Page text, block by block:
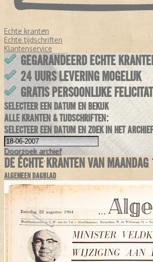
Echte kranten
Echte tijdschriften
Klantenservice
GEGARANDEERD ECHTE
24 UURS LEVERING MOGELIJK
GRATIS PERSOONLIJKE
SELECTEER EEN DATUM EN BEKIJK
ALLE KRANTEN & TIJDSCHRIFTEN:
SELECTEER EEN DATUM EN ZOEK IN HET
Doorzoek archief
DE ÉCHTE KRANTEN VAN
ALGEMEEN DAGBLAD